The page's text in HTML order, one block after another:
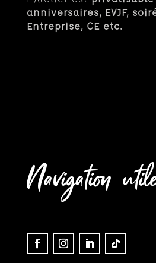
anniversaires, EVJF,
Entreprise, CE etc.
Navigation